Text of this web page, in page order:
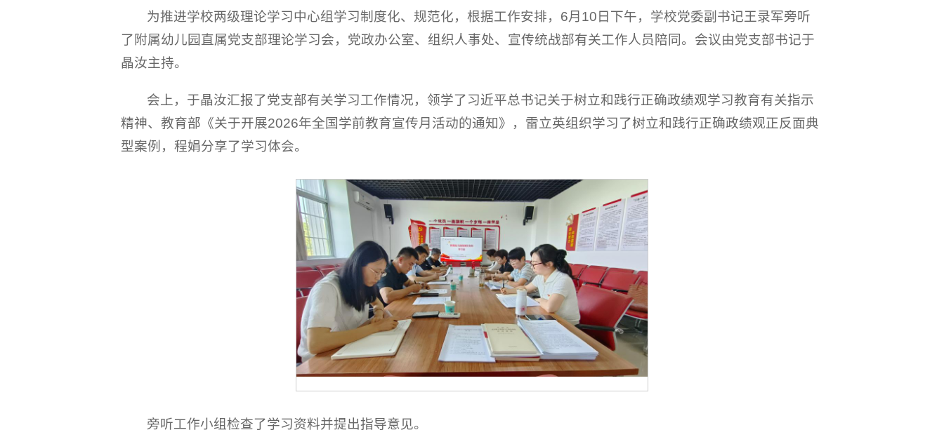
为推进学校两级理论学习中心组学习制度化、规范化，根据工作安排，6月10日下午，学校党委副书记王录军旁听
了附属幼儿园直属党支部理论学习会，党政办公室、组织人事处、宣传统战部有关工作人员陪同。会议由党支部书记于
晶汝主持。
会上，于晶汝汇报了党支部有关学习工作情况，领学了习近平总书记关于树立和践行正确政绩观学习教育有关指示
精神、教育部《关于开展2026年全国学前教育宣传月活动的通知》，雷立英组织学习了树立和践行正确政绩观正反面典
型案例，程娟分享了学习体会。
旁听工作小组检查了学习资料并提出指导意见。